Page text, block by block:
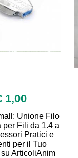
1,00
Unione Filo
per Fili da 1.4 a
Pratici e
per il Tuo
ArticoliAnim